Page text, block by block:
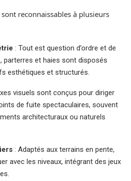
reconnaissables à plusieurs
: Tout est question d’ordre et de
parterres et haies sont disposés
esthétiques et structurés.
visuels sont conçus pour diriger
de fuite spectaculaires, souvent
architecturaux ou naturels
: Adaptés aux terrains en pente,
avec les niveaux, intégrant des jeux